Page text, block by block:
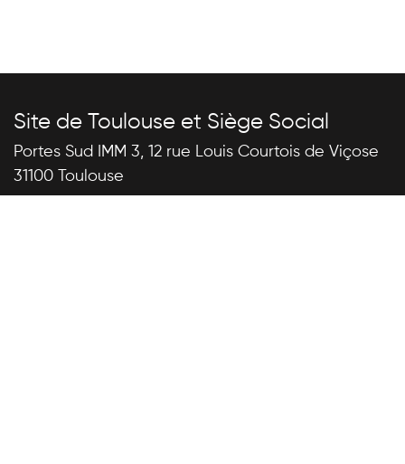
Site de Toulouse et Siège Social
Portes Sud IMM 3, 12 rue Louis Courtois de Viçose
31100 Toulouse